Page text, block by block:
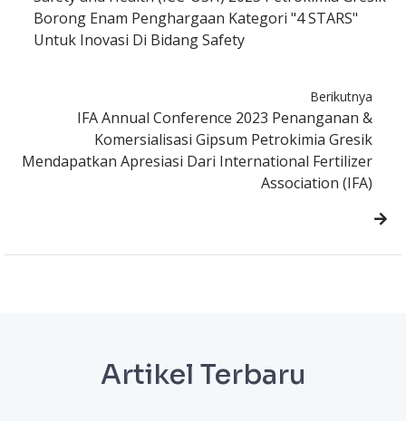
Borong Enam Penghargaan Kategori "4 STARS"
Untuk Inovasi Di Bidang Safety
Berikutnya
IFA Annual Conference 2023 Penanganan &
Komersialisasi Gipsum Petrokimia Gresik
Mendapatkan Apresiasi Dari International Fertilizer
Association (IFA)
Artikel Terbaru